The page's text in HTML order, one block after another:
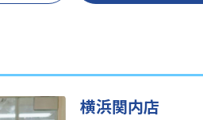
横浜関内店